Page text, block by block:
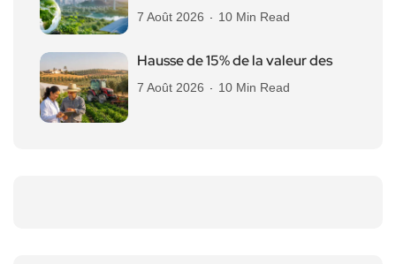
7 Août 2026 10 Min Read
Hausse de 15% de la valeur des
7 Août 2026 10 Min Read